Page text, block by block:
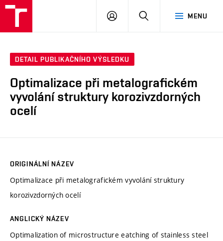
MENU
PŘIHLÁSIT
DETAIL PUBLIKAČNÍHO VÝSLEDKU
Optimalizace při metalografickém
vyvolání struktury korozivzdorných
ocelí
ORIGINÁLNÍ NÁZEV
Optimalizace při metalografickém vyvolání struktury
korozivzdorných ocelí
ANGLICKÝ NÁZEV
Optimalization of microstructure eatching of stainless steel